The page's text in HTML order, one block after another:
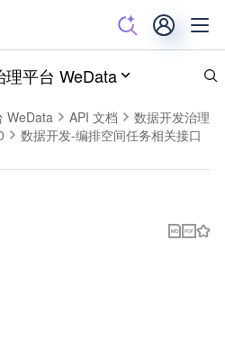
平台 WeData
WeData API 文档
数据开发治理
数据开发-编排空间任务相关接口